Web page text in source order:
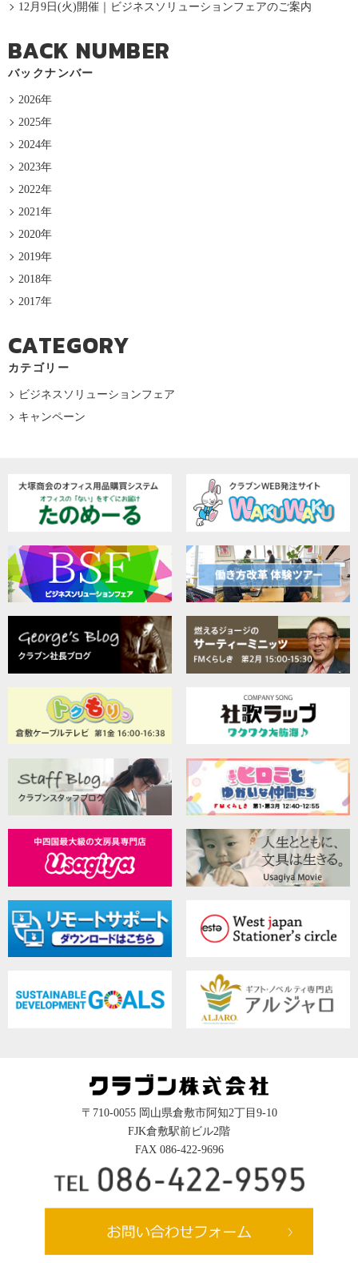
12月9日(火)開催｜ビジネスソリューションフェアのご案内
BACK NUMBER
バックナンバー
2026年
2025年
2024年
2023年
2022年
2021年
2020年
2019年
2018年
2017年
CATEGORY
カテゴリー
ビジネスソリューションフェア
キャンペーン
〒710-0055 岡山県倉敷市阿知2丁目9-10
FJK倉敷駅前ビル2階
FAX 086-422-9696